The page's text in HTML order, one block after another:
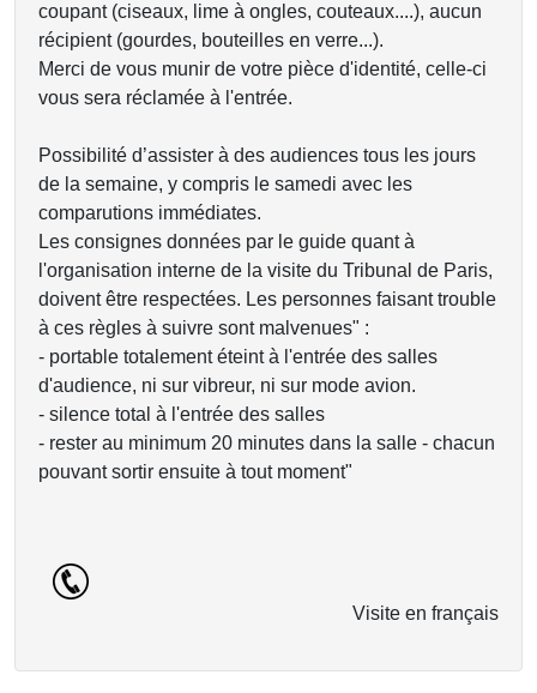
coupant (ciseaux, lime à ongles, couteaux....), aucun
récipient (gourdes, bouteilles en verre...).
Merci de vous munir de votre pièce d'identité, celle-ci
vous sera réclamée à l'entrée.
Possibilité d’assister à des audiences tous les jours
de la semaine, y compris le samedi avec les
comparutions immédiates.
Les consignes données par le guide quant à
l'organisation interne de la visite du Tribunal de Paris,
doivent être respectées. Les personnes faisant trouble
à ces règles à suivre sont malvenues" :
- portable totalement éteint à l'entrée des salles
d'audience, ni sur vibreur, ni sur mode avion.
- silence total à l'entrée des salles
- rester au minimum 20 minutes dans la salle - chacun
pouvant sortir ensuite à tout moment"
Visite en français